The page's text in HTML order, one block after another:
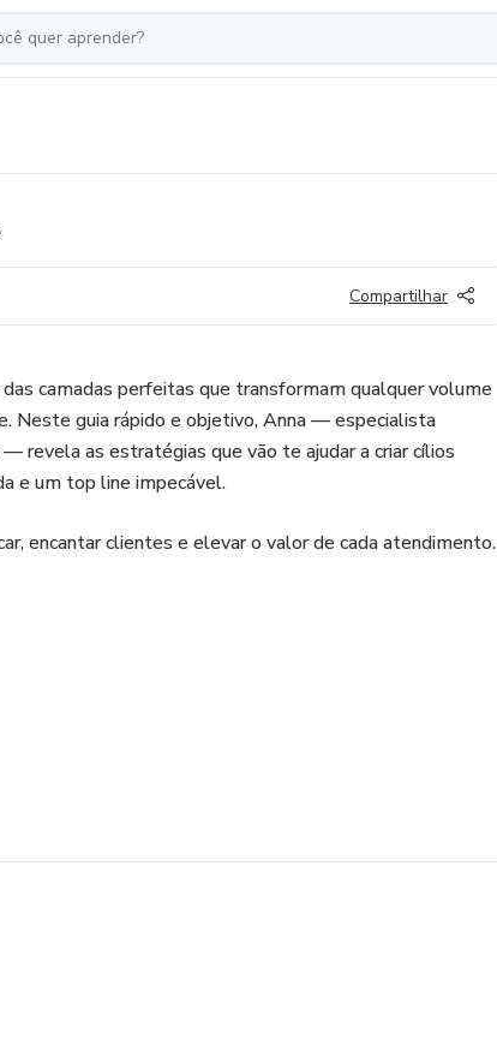
Compartilhar
camadas perfeitas que transformam qualquer volume
Neste guia rápido e objetivo, Anna — especialista
revela as estratégias que vão te ajudar a criar cílios
e um top line impecável.
encantar clientes e elevar o valor de cada atendimento.